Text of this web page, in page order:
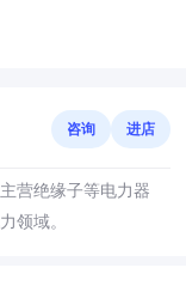
咨询 进店
营绝缘子等电力器
领域。